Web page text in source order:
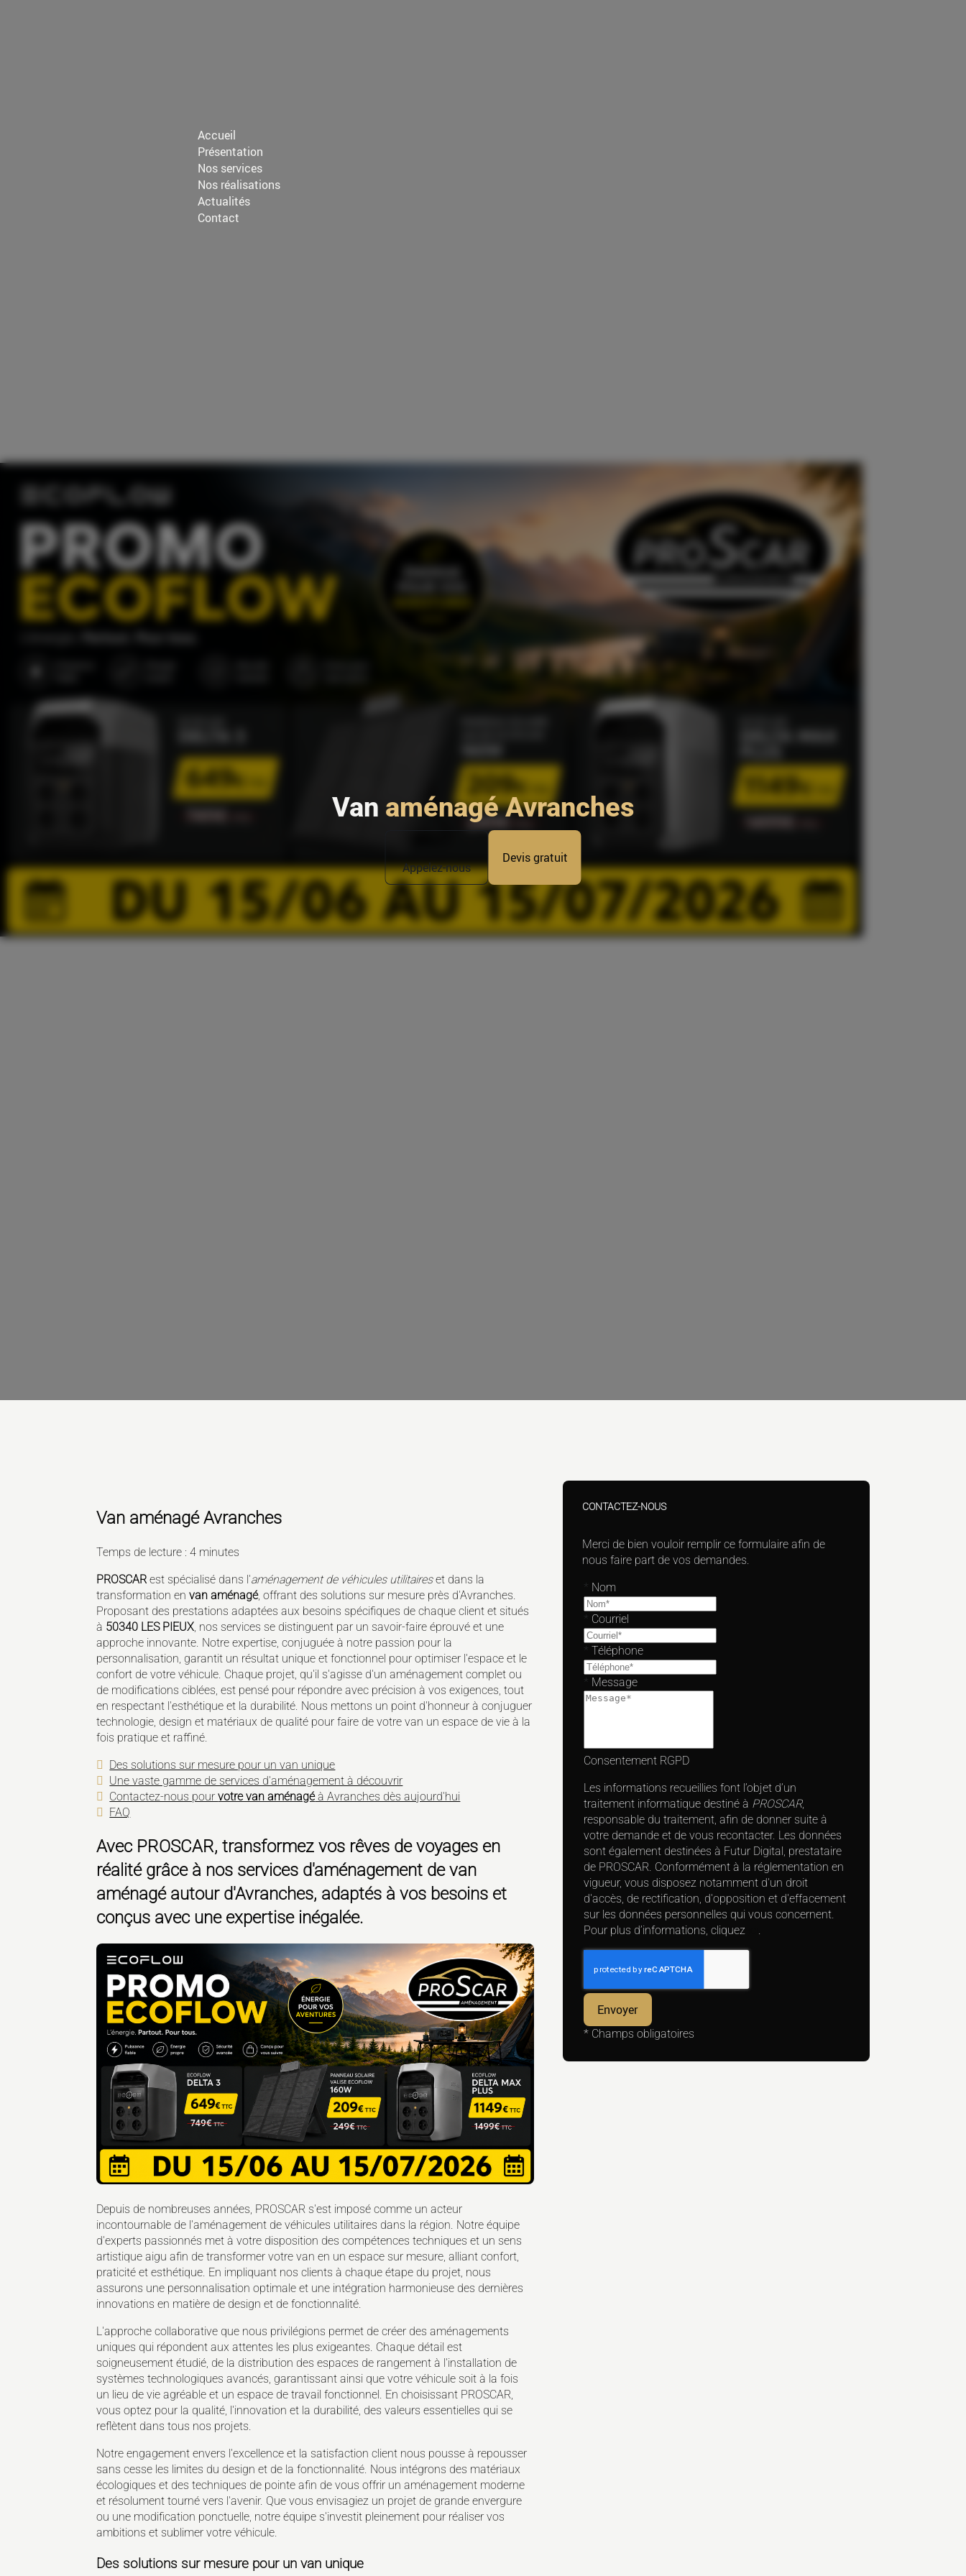
Accueil
Présentation
Nos services
Nos réalisations
Actualités
Contact
Van aménagé Avranches
Appelez-nous
Devis gratuit
Van aménagé Avranches
Temps de lecture : 4 minutes
PROSCAR est spécialisé dans l'aménagement de véhicules utilitaireset dans la
transformation envan aménagé, offrant des solutions sur mesure près d'Avranches.
Proposant des prestations adaptées aux besoins spécifiques de chaque client et situés
à 50340 LES PIEUX , nos services se distinguent par un savoir-faire éprouvé et une
approche innovante. Notre expertise, conjuguée à notre passion pour la
personnalisation, garantit un résultat unique et fonctionnel pour optimiser l'espace et le
confort de votre véhicule. Chaque projet, qu'il s'agisse d'un aménagement complet ou
de modifications ciblées, est pensé pour répondre avec précision à vos exigences, tout
en respectant l'esthétique et la durabilité. Nous mettons un point d'honneur à conjuguer
technologie, design et matériaux de qualité pour faire de votre van un espace de vie à la
fois pratique et raffiné.
Des solutions sur mesure pour un van unique
Une vaste gamme de services d'aménagement à découvrir
Contactez-nous pourvotre van aménagéà Avranches dès aujourd'hui
FAQ
Avec PROSCAR, transformez vos rêves de voyages en
réalité grâce à nos services d'aménagement devan
aménagéautour d'Avranches, adaptés à vos besoins et
conçus avec une expertise inégalée.
Depuis de nombreuses années, PROSCAR s'est imposé comme un acteur
incontournable de l'aménagement de véhicules utilitaires dans la région. Notre équipe
d'experts passionnés met à votre disposition des compétences techniques et un sens
artistique aigu afin de transformer votre van en un espace sur mesure, alliant confort,
praticité et esthétique. En impliquant nos clients à chaque étape du projet, nous
assurons une personnalisation optimale et une intégration harmonieuse des dernières
innovations en matière de design et de fonctionnalité.
L'approche collaborative que nous privilégions permet de créer des aménagements
uniques qui répondent aux attentes les plus exigeantes. Chaque détail est
soigneusement étudié, de la distribution des espaces de rangement à l'installation de
systèmes technologiques avancés, garantissant ainsi que votre véhicule soit à la fois
un lieu de vie agréable et un espace de travail fonctionnel. En choisissant PROSCAR,
vous optez pour la qualité, l'innovation et la durabilité, des valeurs essentielles qui se
reflètent dans tous nos projets.
Notre engagement envers l'excellence et la satisfaction client nous pousse à repousser
sans cesse les limites du design et de la fonctionnalité. Nous intégrons des matériaux
écologiques et des techniques de pointe afin de vous offrir un aménagement moderne
et résolument tourné vers l'avenir. Que vous envisagiez un projet de grande envergure
ou une modification ponctuelle, notre équipe s'investit pleinement pour réaliser vos
ambitions et sublimer votre véhicule.
Des solutions sur mesure pour un van unique
CONTACTEZ-NOUS
Merci de bien vouloir remplir ce formulaire afin de
nous faire part de vos demandes.
* Nom
* Courriel
*Téléphone
* Message
Consentement RGPD
Les informations recueillies font l’objet d’un
traitement informatique destiné à PROSCAR,
responsable du traitement, afin de donner suite à
votre demande et de vous recontacter. Les données
sont également destinées à Futur Digital, prestataire
de PROSCAR. Conformément à la réglementation en
vigueur, vous disposez notamment d'un droit
d'accès, de rectification, d'opposition et d'effacement
sur les données personnelles qui vous concernent.
Pour plus d’informations, cliquez
* Champs obligatoires